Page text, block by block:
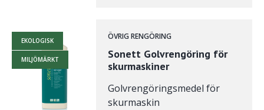
EKOLOGISK
MILJÖMÄRKT
ÖVRIG RENGÖRING
Sonett Golvrengöring för
skurmaskiner
Golvrengöringsmedel för
skurmaskin